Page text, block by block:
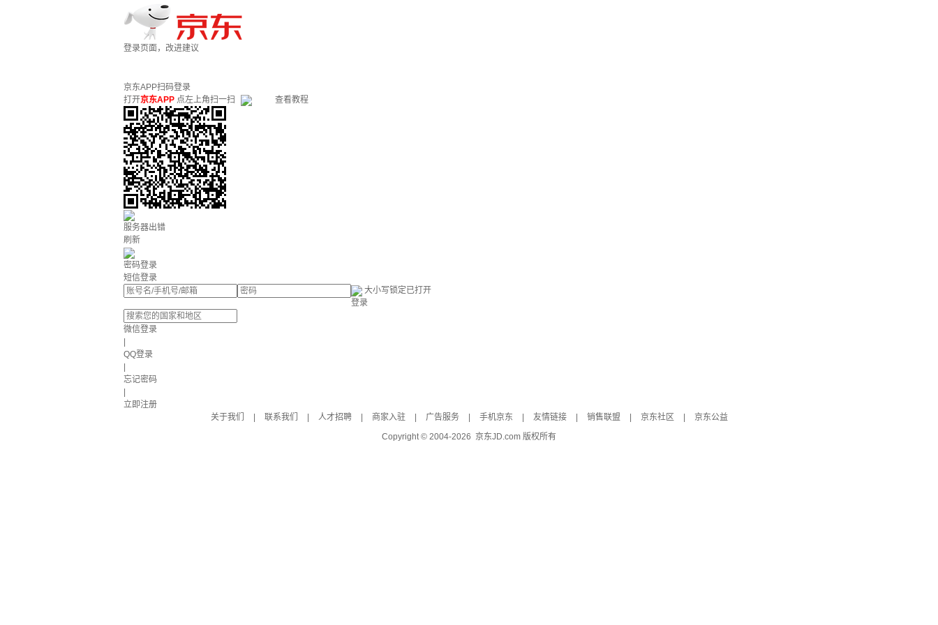
登录页面，改进建议
京东APP扫码登录
打开京东APP 点左上角扫一扫 查看教程
服务器出错
刷新
密码登录
短信登录
大小写锁定已打开
登录
微信登录
QQ登录
忘记密码
立即注册
关于我们
联系我们 人才招聘 商家入驻 广告服务 手机京东 友情链接 销售联盟 京东社区
京东公益
Copyright © 2004-2026 京东JD.com 版权所有